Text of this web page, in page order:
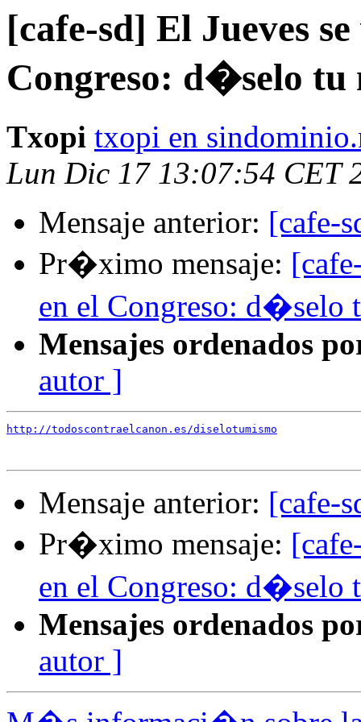
[cafe-sd] El Jueves
Congreso: d�selo tu
Txopi txopi en
Lun Dic 17 13:07:54 CET
Mensaje anterior: [cafe-
Pr�ximo mensaje:
en el Congreso: d�selo
Mensajes ordenados
autor ]
http://todoscontraelcanon.es/diselotumismo
Mensaje anterior: [cafe-
Pr�ximo mensaje:
en el Congreso: d�selo
Mensajes ordenados
autor ]